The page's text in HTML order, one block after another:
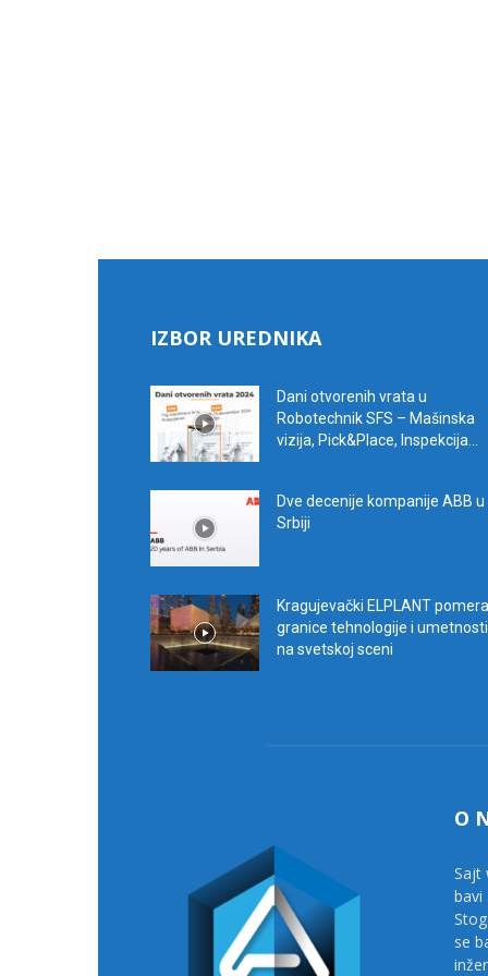
IZBOR UREDNIKA
Dani otvorenih vrata u
Robotechnik SFS – Mašinska
vizija, Pick&Place, Inspekcija...
Dve decenije kompanije ABB u
Srbiji
Kragujevački ELPLANT pomera
granice tehnologije i umetnosti
na svetskoj sceni
O
Sajt
bavi
se